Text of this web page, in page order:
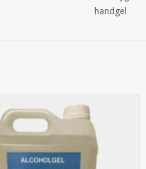
handgel
AJOUTER AU PANIER